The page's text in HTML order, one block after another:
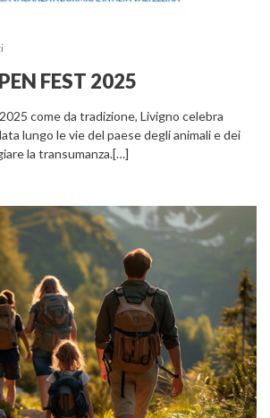
FEST 2025
come da tradizione, Livigno celebra
lungo le vie del paese degli animali e dei
la transumanza.[…]